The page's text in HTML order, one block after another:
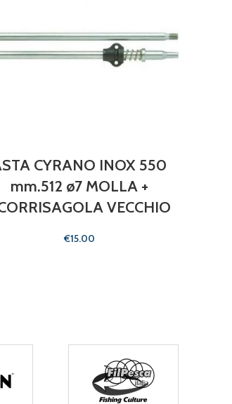
CYRANO INOX 550
mm.512 ø7 MOLLA +
VECCHIO
€